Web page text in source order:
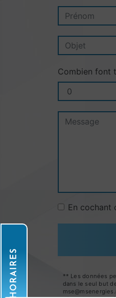
Combien font
En cochant
** Les données
dans le seul but
HORAIRES